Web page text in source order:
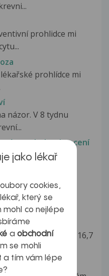
prohlidce mi
prohlídce mi
názor. V 8 tydnu
obrátit s
let) výrazná
roku. Dnes mám 16,7
jako lékař
cookies,
který se
co nejlépe
a obchodní
se mohli
a tím vám lépe